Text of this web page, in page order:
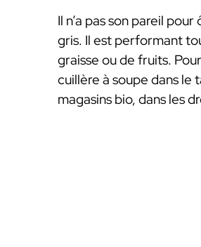
Il n’a pas son pareil
gris. Il est performant
graisse ou de fruits.
cuillère à soupe dans le
magasins bio, dans les